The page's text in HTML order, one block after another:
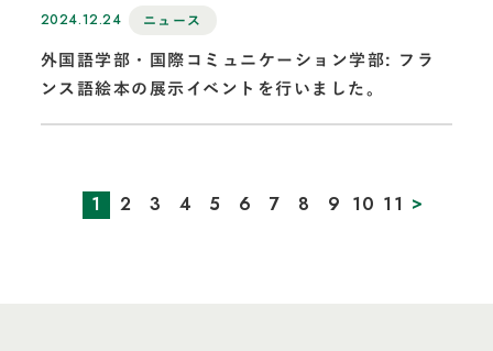
2024.12.24 ニュース
外国語学部・国際コミュニケーション学部: フラ
ンス語絵本の展示イベントを行いました。
1 2 3 4 5 6 7 8 9 10 11 >